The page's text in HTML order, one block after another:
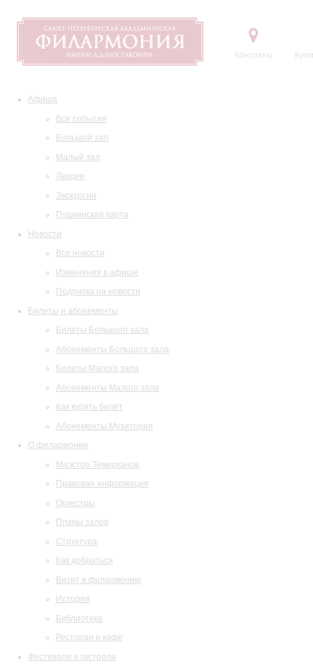
Контакты
Афиша
Все события
Большой зал
Малый зал
Лекции
Экскурсии
Пушкинская карта
Новости
Все новости
Изменения в афише
Подписка на новости
Билеты и абонементы
Билеты Большого зала
Абонементы Большого зала
Билеты Малого зала
Абонементы Малого зала
Как купить билет
Абонементы Музитория
О филармонии
Маэстро Темирканов
Правовая информация
Оркестры
Планы залов
Структура
Как добраться
Визит в филармонию
История
Библиотека
Ресторан и кафе
Фестивали и гастроли